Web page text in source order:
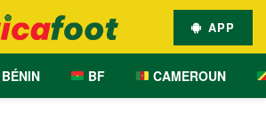
APP
BÉNIN BF CAMEROUN